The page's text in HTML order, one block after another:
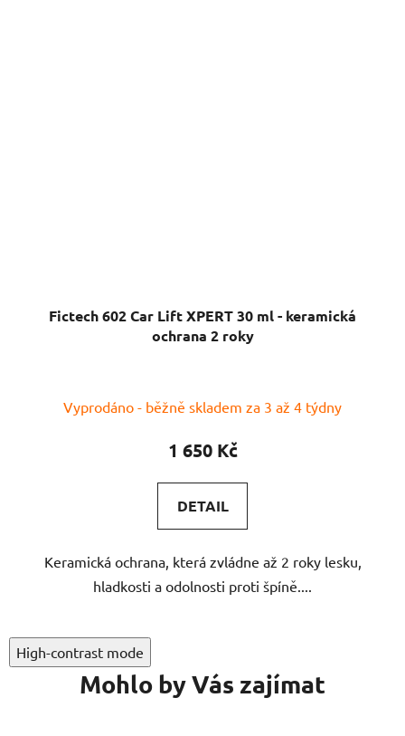
Fictech 602 Car Lift XPERT 30 ml - keramická
ochrana 2 roky
Vyprodáno - běžně skladem za 3 až 4 týdny
1 650 Kč
DETAIL
Keramická ochrana, která zvládne až 2 roky lesku,
hladkosti a odolnosti proti špíně....
High-contrast mode
Mohlo by Vás zajímat